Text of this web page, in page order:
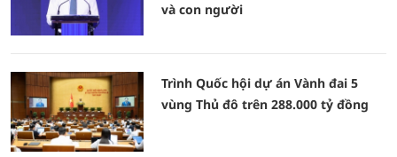
và con người
Trình Quốc hội dự án Vành đai 5
vùng Thủ đô trên 288.000 tỷ đồng